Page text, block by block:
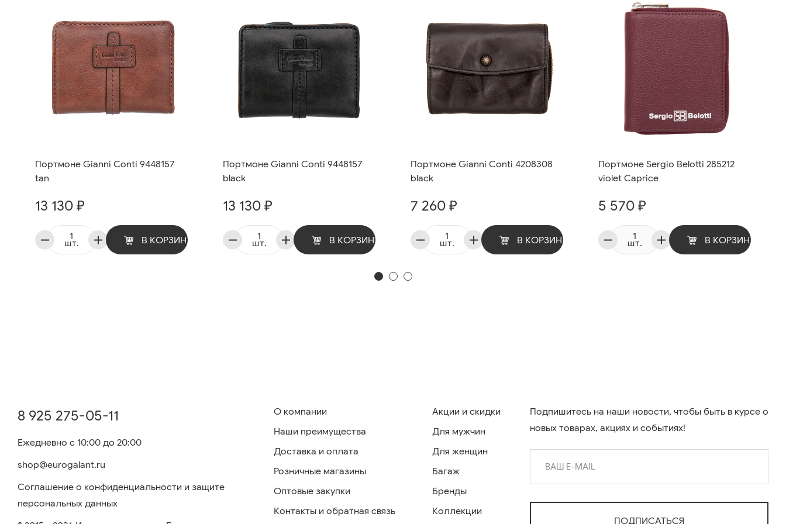
Портмоне Gianni Conti 9448157
tan
13 130 ₽
шт. В КОРЗИНУ
Портмоне Gianni Conti 9448157
black
13 130 ₽
шт. В КОРЗИНУ
Портмоне Gianni Conti 4208308
black
7 260 ₽
шт. В КОРЗИНУ
Портмоне Sergio Belotti 285212
violet Caprice
5 570 ₽
шт. В КОРЗИНУ
8 925 275-05-11
Ежедневно с 10:00 до 20:00
shop@eurogalant.ru
Соглашение о конфиденциальности и защите
персональных данных
О компании
Наши преимущества
Доставка и оплата
Розничные магазины
Оптовые закупки
Контакты и обратная связь
Акции и скидки
Для мужчин
Для женщин
Багаж
Бренды
Коллекции
Подпишитесь на наши новости, чтобы быть в курсе о
новых товарах, акциях и событиях!